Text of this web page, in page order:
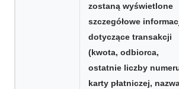
zostaną wyświetlone
szczegółowe
dotyczące transakcji
(kwota, odbiorca,
ostatnie liczby
karty płatniczej,